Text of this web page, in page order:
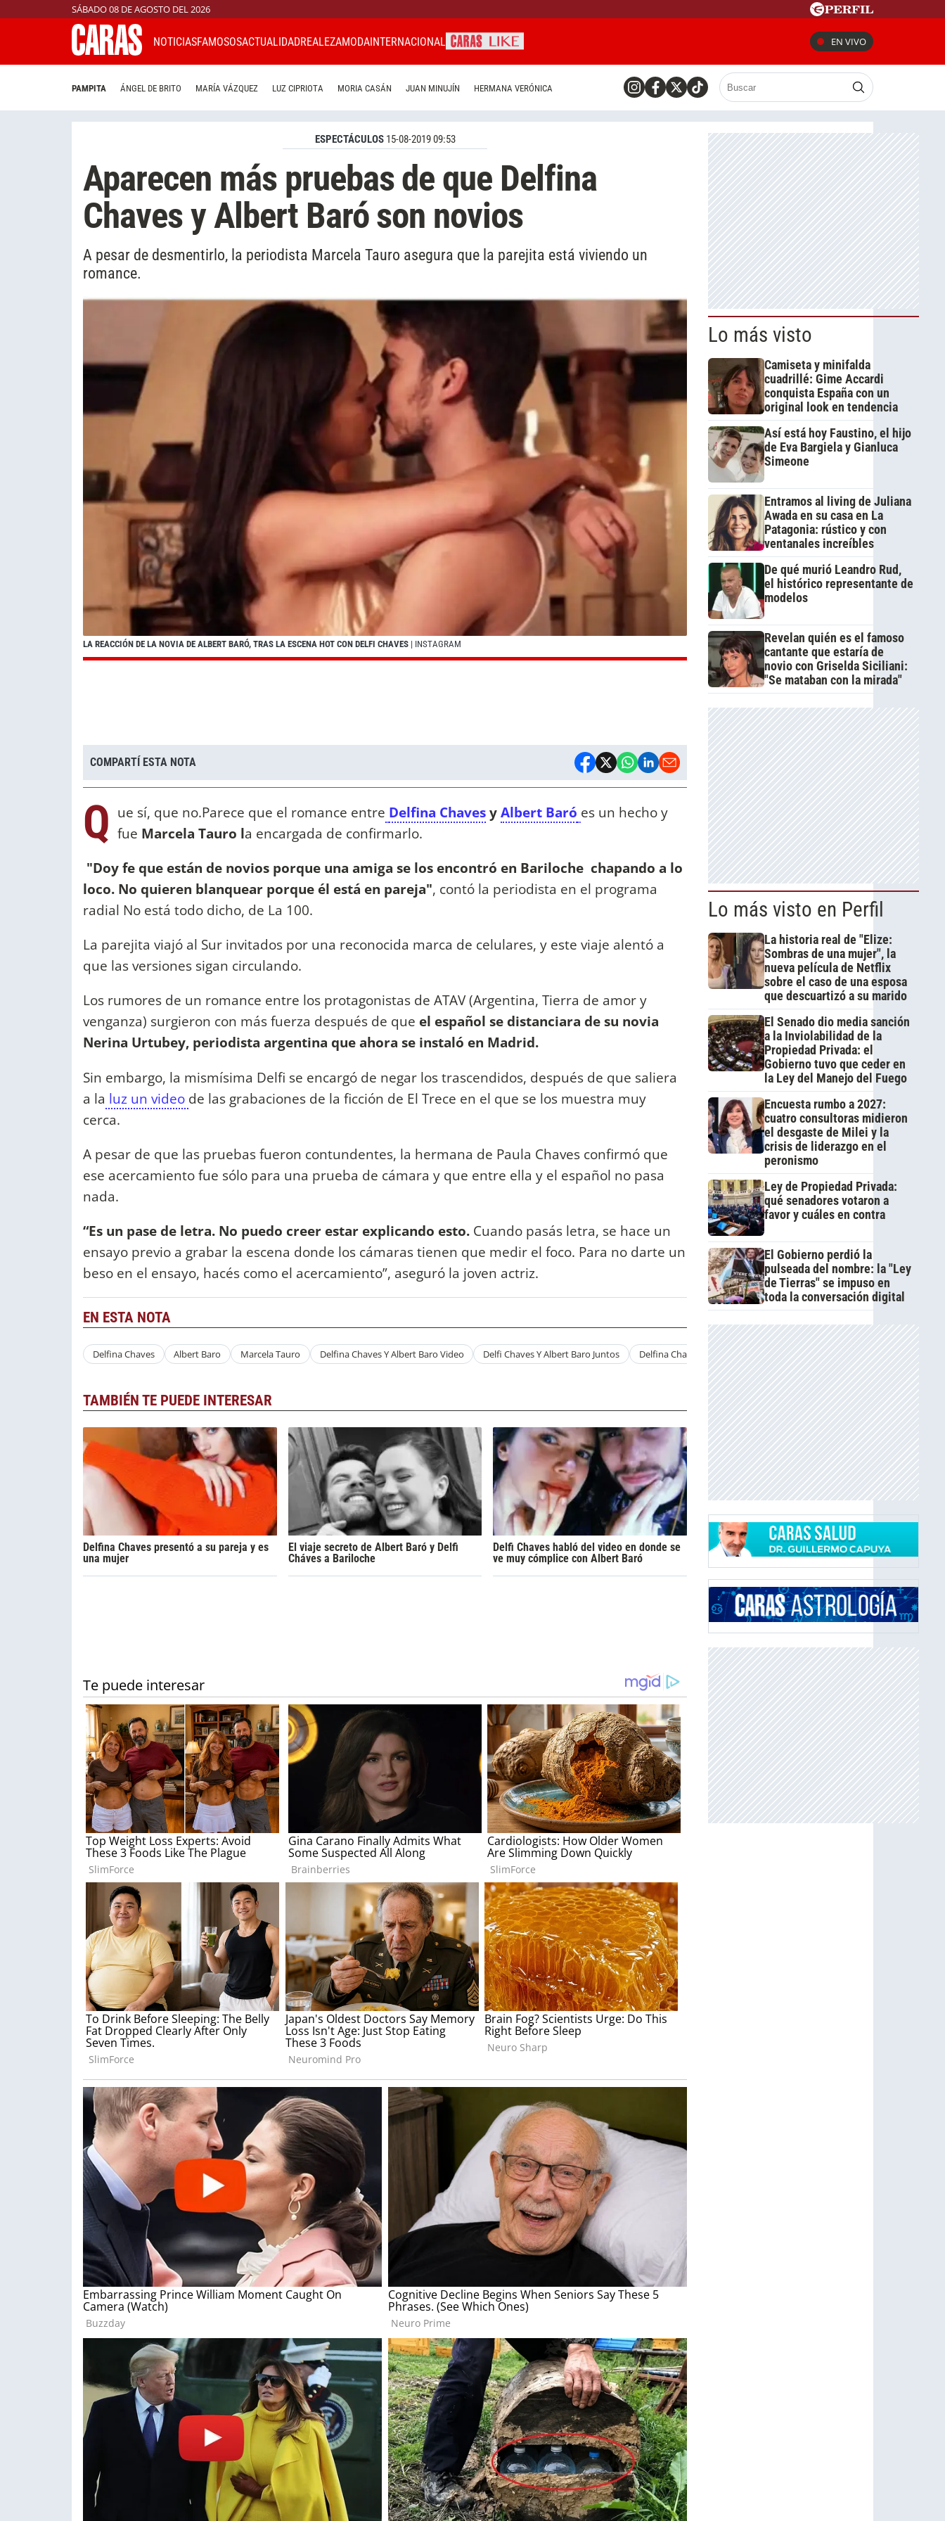
SÁBADO 08 DE AGOSTO DEL 2026
NOTICIASFAMOSOSACTUALIDADREALEZAMODAINTERNACIONAL EN VIVO
PAMPITA ÁNGEL DE BRITO MARÍA VÁZQUEZ LUZ CIPRIOTA MORIA CASÁN JUAN MINUJÍN HERMANA VERÓNICA
ESPECTÁCULOS 15-08-2019 09:53
Aparecen más pruebas de que Delfina
Chaves y Albert Baró son novios
A pesar de desmentirlo, la periodista Marcela Tauro asegura que la parejita está viviendo un
romance.
LA REACCIÓN DE LA NOVIA DE ALBERT BARÓ, TRAS LA ESCENA HOT CON DELFI CHAVES | INSTAGRAM
COMPARTÍ ESTA NOTA
Q ue sí, que no.Parece que el romance entre Delfina ChavesyAlbert Baró es un hecho y
fue Marcela Tauro la encargada de confirmarlo.
"Doy fe que están de novios porque una amiga se los encontró en Bariloche chapando a lo
loco. No quieren blanquear porque él está en pareja", contó la periodista en el programa
radial No está todo dicho, de La 100.
La parejita viajó al Sur invitados por una reconocida marca de celulares, y este viaje alentó a
que las versiones sigan circulando.
Los rumores de un romance entre los protagonistas de ATAV (Argentina, Tierra de amor y
venganza) surgieron con más fuerza después de que el español se distanciara de su novia
Nerina Urtubey, periodista argentina que ahora se instaló en Madrid.
Sin embargo, la mismísima Delfi se encargó de negar los trascendidos, después de que saliera
a la luz un video de las grabaciones de la ficción de El Trece en el que se los muestra muy
cerca.
A pesar de que las pruebas fueron contundentes, la hermana de Paula Chaves confirmó que
ese acercamiento fue sólo para una prueba de cámara y que entre ella y el español no pasa
nada.
“Es un pase de letra. No puedo creer estar explicando esto. Cuando pasás letra, se hace un
ensayo previo a grabar la escena donde los cámaras tienen que medir el foco. Para no darte un
beso en el ensayo, hacés como el acercamiento”, aseguró la joven actriz.
EN ESTA NOTA
Delfina Chaves Albert Baro Marcela Tauro Delfina Chaves Y Albert Baro Video Delfi Chaves Y Albert Baro Juntos Delfina Chaves Y Albert Baro Atav Brunia Atav Delfi Chaves Y
TAMBIÉN TE PUEDE INTERESAR
Delfina Chaves presentó a su pareja y es
una mujer
El viaje secreto de Albert Baró y Delfi
Cháves a Bariloche
Delfi Chaves habló del video en donde se
ve muy cómplice con Albert Baró
Lo más visto
Camiseta y minifalda
cuadrillé: Gime Accardi
conquista España con un
original look en tendencia
Así está hoy Faustino, el hijo
de Eva Bargiela y Gianluca
Simeone
Entramos al living de Juliana
Awada en su casa en La
Patagonia: rústico y con
ventanales increíbles
De qué murió Leandro Rud,
el histórico representante de
modelos
Revelan quién es el famoso
cantante que estaría de
novio con Griselda Siciliani:
"Se mataban con la mirada"
Lo más visto en Perfil
La historia real de "Elize:
Sombras de una mujer", la
nueva película de Netflix
sobre el caso de una esposa
que descuartizó a su marido
El Senado dio media sanción
a la Inviolabilidad de la
Propiedad Privada: el
Gobierno tuvo que ceder en
la Ley del Manejo del Fuego
Encuesta rumbo a 2027:
cuatro consultoras midieron
el desgaste de Milei y la
crisis de liderazgo en el
peronismo
Ley de Propiedad Privada:
qué senadores votaron a
favor y cuáles en contra
El Gobierno perdió la
pulseada del nombre: la "Ley
de Tierras" se impuso en
toda la conversación digital